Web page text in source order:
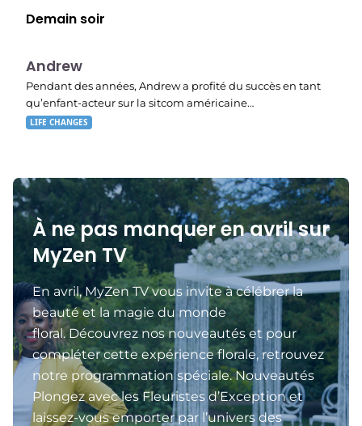
Demain soir
23:15
Andrew
Pendant des années, Andrew a profité du succès en tant
qu’enfant-acteur sur la sitcom américaine…
LIFE CHANGES
À ne pas manquer en avril sur
MyZen TV
En avril, MyZen TV vous invite à célébrer la
beauté et la magie du monde
floral. Découvrez nos nouveautés et pour
compléter cette expérience florale, retrouvez
notre programmation spéciale. Nouveautés
Plongez avec les Fleuristes d’Exception et
laissez-vous emporter par l’univers des